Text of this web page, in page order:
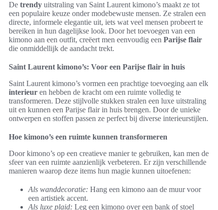
De trendy uitstraling van Saint Laurent kimono’s maakt ze tot
een populaire keuze onder modebewuste mensen. Ze stralen een
directe, informele elegantie uit, iets wat veel mensen probeert te
bereiken in hun dagelijkse look. Door het toevoegen van een
kimono aan een outfit, creëert men eenvoudig een Parijse flair
die onmiddellijk de aandacht trekt.
Saint Laurent kimono’s: Voor een Parijse flair in huis
Saint Laurent kimono’s vormen een prachtige toevoeging aan elk
interieur en hebben de kracht om een ruimte volledig te
transformeren. Deze stijlvolle stukken stralen een luxe uitstraling
uit en kunnen een Parijse flair in huis brengen. Door de unieke
ontwerpen en stoffen passen ze perfect bij diverse interieurstijlen.
Hoe kimono’s een ruimte kunnen transformeren
Door kimono’s op een creatieve manier te gebruiken, kan men de
sfeer van een ruimte aanzienlijk verbeteren. Er zijn verschillende
manieren waarop deze items hun magie kunnen uitoefenen:
Als wanddecoratie: Hang een kimono aan de muur voor
een artistiek accent.
Als luxe plaid: Leg een kimono over een bank of stoel